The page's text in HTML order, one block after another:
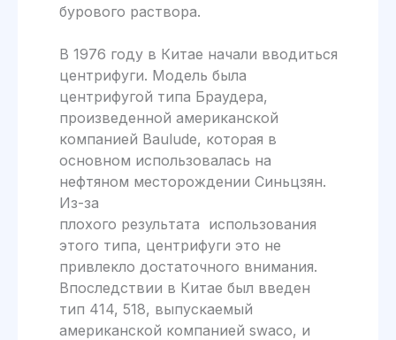
бурового раствора.
В 1976 году в Китае начали вводиться
центрифуги. Модель была
центрифугой типа Браудера,
произведенной американской
компанией Baulude, которая в
основном использовалась на
нефтяном месторождении Синьцзян.
Из-за
плохого результата использования
этого типа, центрифуги это не
привлекло достаточного внимания.
Впоследствии в Китае был введен
тип 414, 518, выпускаемый
американской компанией swaco, и